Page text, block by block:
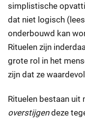
simplistische
dat niet logisch
onderbouwd kan
Rituelen zijn
grote rol in het
zijn dat ze
Rituelen bestaan uit
overstijgendeze